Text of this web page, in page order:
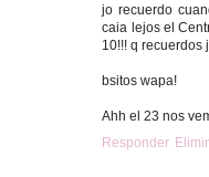
jo recuerdo
caia lejos el
10!!! q recuerdos
bsitos wapa!
Ahh el 23 nos
Responder